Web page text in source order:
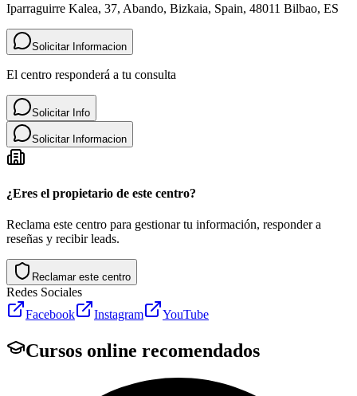
Iparraguirre Kalea, 37, Abando, Bizkaia, Spain, 48011 Bilbao, ES
Solicitar Informacion
El centro responderá a tu consulta
Solicitar Info
Solicitar Informacion
¿Eres el propietario de este centro?
Reclama este centro para gestionar tu información, responder a
reseñas y recibir leads.
Reclamar este centro
Redes Sociales
Facebook
Instagram YouTube
Cursos online recomendados